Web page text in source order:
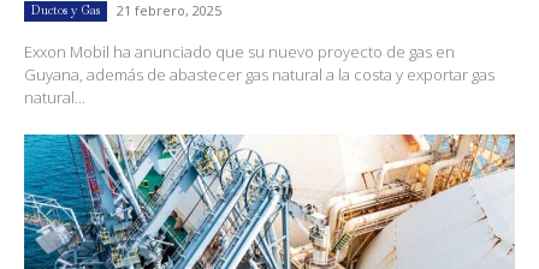
Ductos y Gas 21 febrero, 2025
Exxon Mobil ha anunciado que su nuevo proyecto de gas en
Guyana, además de abastecer gas natural a la costa y exportar gas
natural...